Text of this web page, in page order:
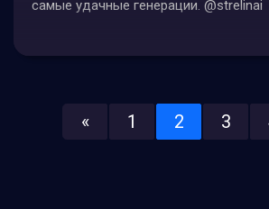
самые удачные генерации. @strelinai
« 1 2 3